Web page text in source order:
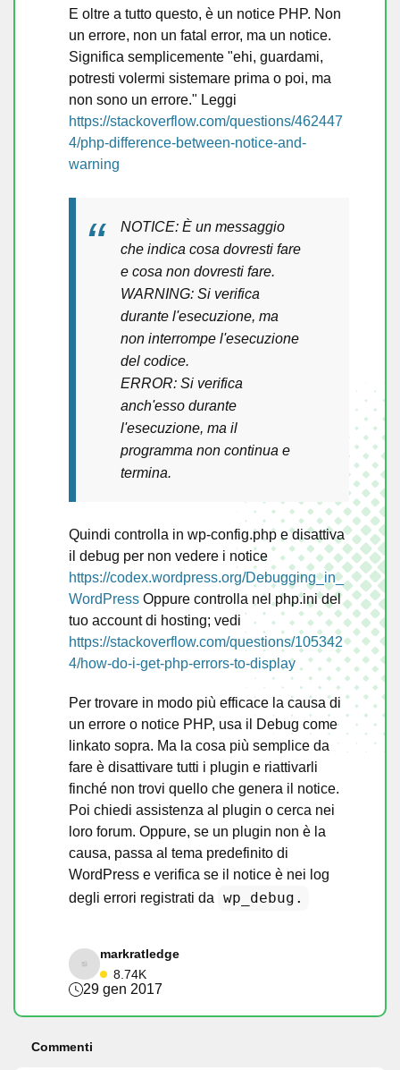
E oltre a tutto questo, è un notice PHP. Non
un errore, non un fatal error, ma un notice.
Significa semplicemente "ehi, guardami,
potresti volermi sistemare prima o poi, ma
non sono un errore." Leggi
https://stackoverflow.com/questions/462447
4/php-difference-between-notice-and-
warning
NOTICE: È un messaggio
che indica cosa dovresti fare
e cosa non dovresti fare.
WARNING: Si verifica
durante l'esecuzione, ma
non interrompe l'esecuzione
del codice.
ERROR: Si verifica
anch'esso durante
l'esecuzione, ma il
programma non continua e
termina.
Quindi controlla in wp-config.php e disattiva
il debug per non vedere i notice
https://codex.wordpress.org/Debugging_in_
WordPress Oppure controlla nel php.ini del
tuo account di hosting; vedi
https://stackoverflow.com/questions/105342
4/how-do-i-get-php-errors-to-display
Per trovare in modo più efficace la causa di
un errore o notice PHP, usa il Debug come
linkato sopra. Ma la cosa più semplice da
fare è disattivare tutti i plugin e riattivarli
finché non trovi quello che genera il notice.
Poi chiedi assistenza al plugin o cerca nei
loro forum. Oppure, se un plugin non è la
causa, passa al tema predefinito di
WordPress e verifica se il notice è nei log
degli errori registrati da
wp_debug.
markratledge
8.74K
29 gen 2017
Commenti